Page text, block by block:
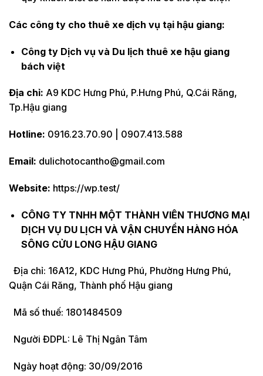
Các công ty cho thuê xe dịch vụ tại hậu giang:
Công ty Dịch vụ và Du lịch thuê xe hậu giang
bách việt
Địa chỉ: A9 KDC Hưng Phú, P.Hưng Phú, Q.Cái Răng,
Tp.Hậu giang
Hotline: 0916.23.70.90 | 0907.413.588
Email: dulichotocantho@gmail.com
Website: https://wp.test/
CÔNG TY TNHH MỘT THÀNH VIÊN THƯƠNG MẠI
DỊCH VỤ DU LỊCH VÀ VẬN CHUYỂN HÀNG HÓA
SÔNG CỬU LONG HẬU GIANG
Địa chỉ: 16A12, KDC Hưng Phú, Phường Hưng Phú,
Quận Cái Răng, Thành phố Hậu giang
Mã số thuế: 1801484509
Người ĐDPL: Lê Thị Ngân Tâm
Ngày hoạt động: 30/09/2016